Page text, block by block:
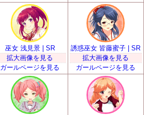
巫女 浅見景 | SR
拡大画像を見る
ガールページを見る
誘惑巫女 皆藤蜜子 | SR
拡大画像を見る
ガールページを見る